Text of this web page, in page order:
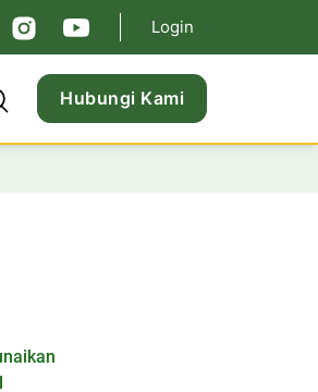
Login
Hubungi Kami